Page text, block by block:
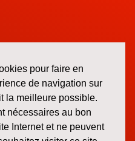
pour faire en
de navigation sur
la meilleure possible.
nécessaires au bon
Internet et ne peuvent